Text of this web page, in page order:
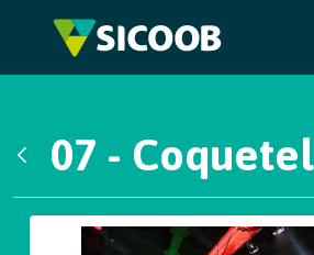
Pular para o Conteúdo principal
07 - Coquetel
Galeria de Mídias